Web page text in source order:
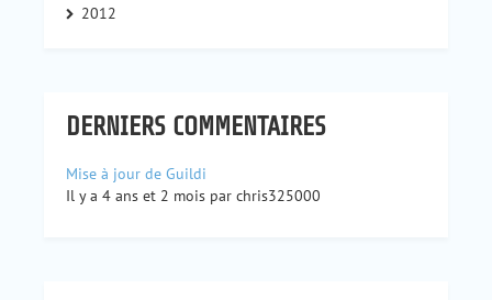
2012
DERNIERS COMMENTAIRES
Mise à jour de Guildi
Il y a 4 ans et 2 mois par chris325000